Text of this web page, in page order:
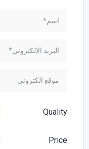
Quality
Price